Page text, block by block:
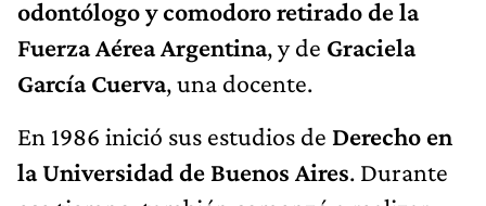
odontólogo y comodoro retirado de la
Fuerza Aérea Argentina, y de Graciela
García Cuerva, una docente.
En 1986 inició sus estudios de Derecho en
la Universidad de Buenos Aires. Durante